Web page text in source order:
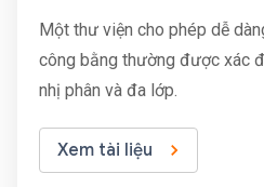
Một thư viện cho phép dễ
công bằng thường được xác
nhị phân và đa lớp.
Xem tài liệu